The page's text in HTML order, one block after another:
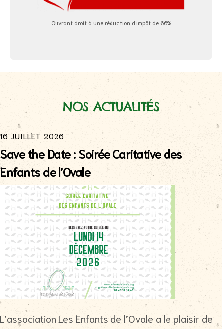
Ouvrant droit à une réduction d’impôt de 66%
NOS ACTUALITÉS
16 JUILLET 2026
Save the Date : Soirée Caritative des
Enfants de l’Ovale
L’association Les Enfants de l’Ovale a le plaisir de